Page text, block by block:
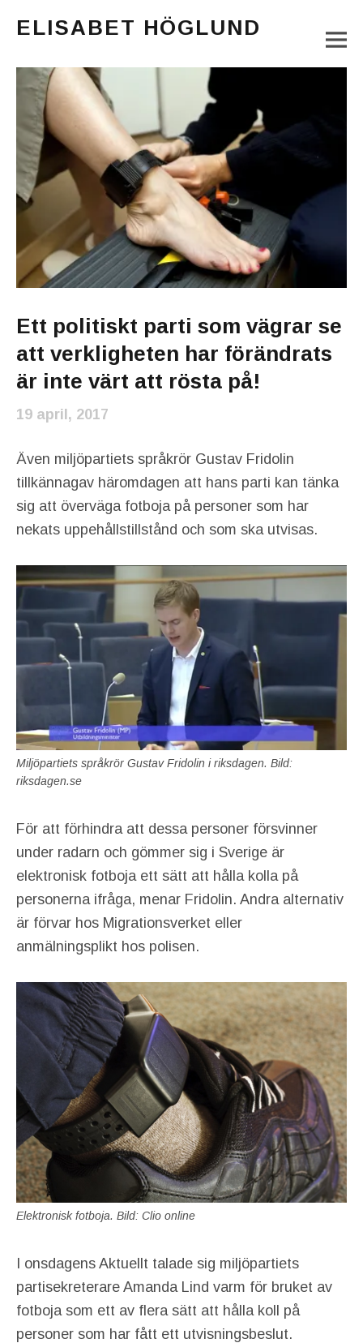
ELISABET HÖGLUND
Main Menu
Ett politiskt parti som vägrar se
att verkligheten har förändrats
är inte värt att rösta på!
19 april, 2017
Även miljöpartiets språkrör Gustav Fridolin
tillkännagav häromdagen att hans parti kan tänka
sig att överväga fotboja på personer som har
nekats uppehållstillstånd och som ska utvisas.
Miljöpartiets språkrör Gustav Fridolin i riksdagen. Bild:
riksdagen.se
För att förhindra att dessa personer försvinner
under radarn och gömmer sig i Sverige är
elektronisk fotboja ett sätt att hålla kolla på
personerna ifråga, menar Fridolin. Andra alternativ
är förvar hos Migrationsverket eller
anmälningsplikt hos polisen.
Elektronisk fotboja. Bild: Clio online
I onsdagens Aktuellt talade sig miljöpartiets
partisekreterare Amanda Lind varm för bruket av
fotboja som ett av flera sätt att hålla koll på
personer som har fått ett utvisningsbeslut.